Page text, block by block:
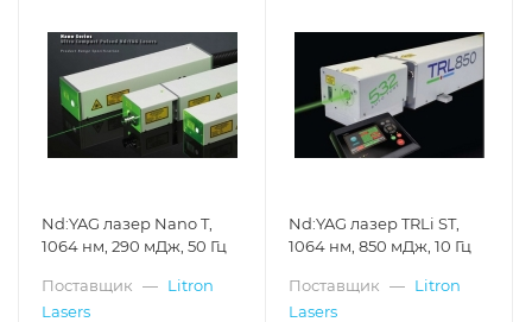
Nd:YAG лазер Nano T,
1064 нм, 290 мДж, 50 Гц
Поставщик — Litron
Lasers
Nd:YAG лазер TRLi ST,
1064 нм, 850 мДж, 10 Гц
Поставщик — Litron
Lasers